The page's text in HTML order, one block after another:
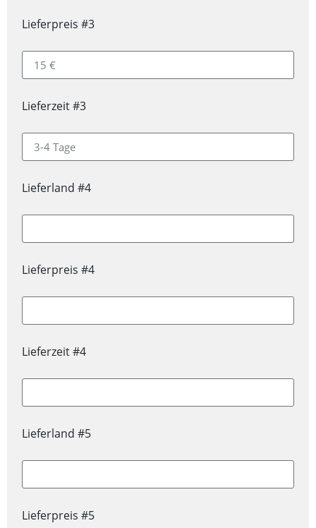
Lieferpreis #3
Lieferzeit #3
Lieferland #4
Lieferpreis #4
Lieferzeit #4
Lieferland #5
Lieferpreis #5